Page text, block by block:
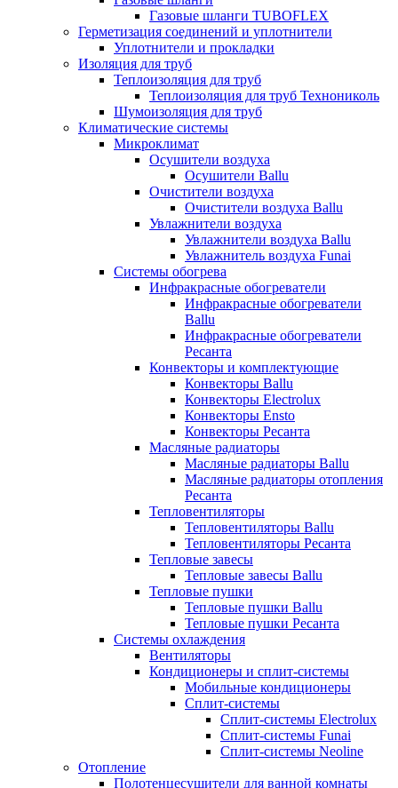
Газовые шланги TUBOFLEX
Герметизация соединений и уплотнители
Уплотнители и прокладки
Изоляция для труб
Теплоизоляция для труб
Теплоизоляция для труб Технониколь
Шумоизоляция для труб
Климатические системы
Микроклимат
Осушители воздуха
Осушители Ballu
Очистители воздуха
Очистители воздуха Ballu
Увлажнители воздуха
Увлажнители воздуха Ballu
Увлажнитель воздуха Funai
Системы обогрева
Инфракрасные обогреватели
Инфракрасные обогреватели
Ballu
Инфракрасные обогреватели
Ресанта
Конвекторы и комплектующие
Конвекторы Ballu
Конвекторы Electrolux
Конвекторы Ensto
Конвекторы Ресанта
Масляные радиаторы
Масляные радиаторы Ballu
Масляные радиаторы отопления
Ресанта
Тепловентиляторы
Тепловентиляторы Ballu
Тепловентиляторы Ресанта
Тепловые завесы
Тепловые завесы Ballu
Тепловые пушки
Тепловые пушки Ballu
Тепловые пушки Ресанта
Системы охлаждения
Вентиляторы
Кондиционеры и сплит-системы
Мобильные кондиционеры
Сплит-системы
Сплит-системы Electrolux
Сплит-системы Funai
Сплит-системы Neoline
Отопление
Полотенцесушители для ванной комнаты